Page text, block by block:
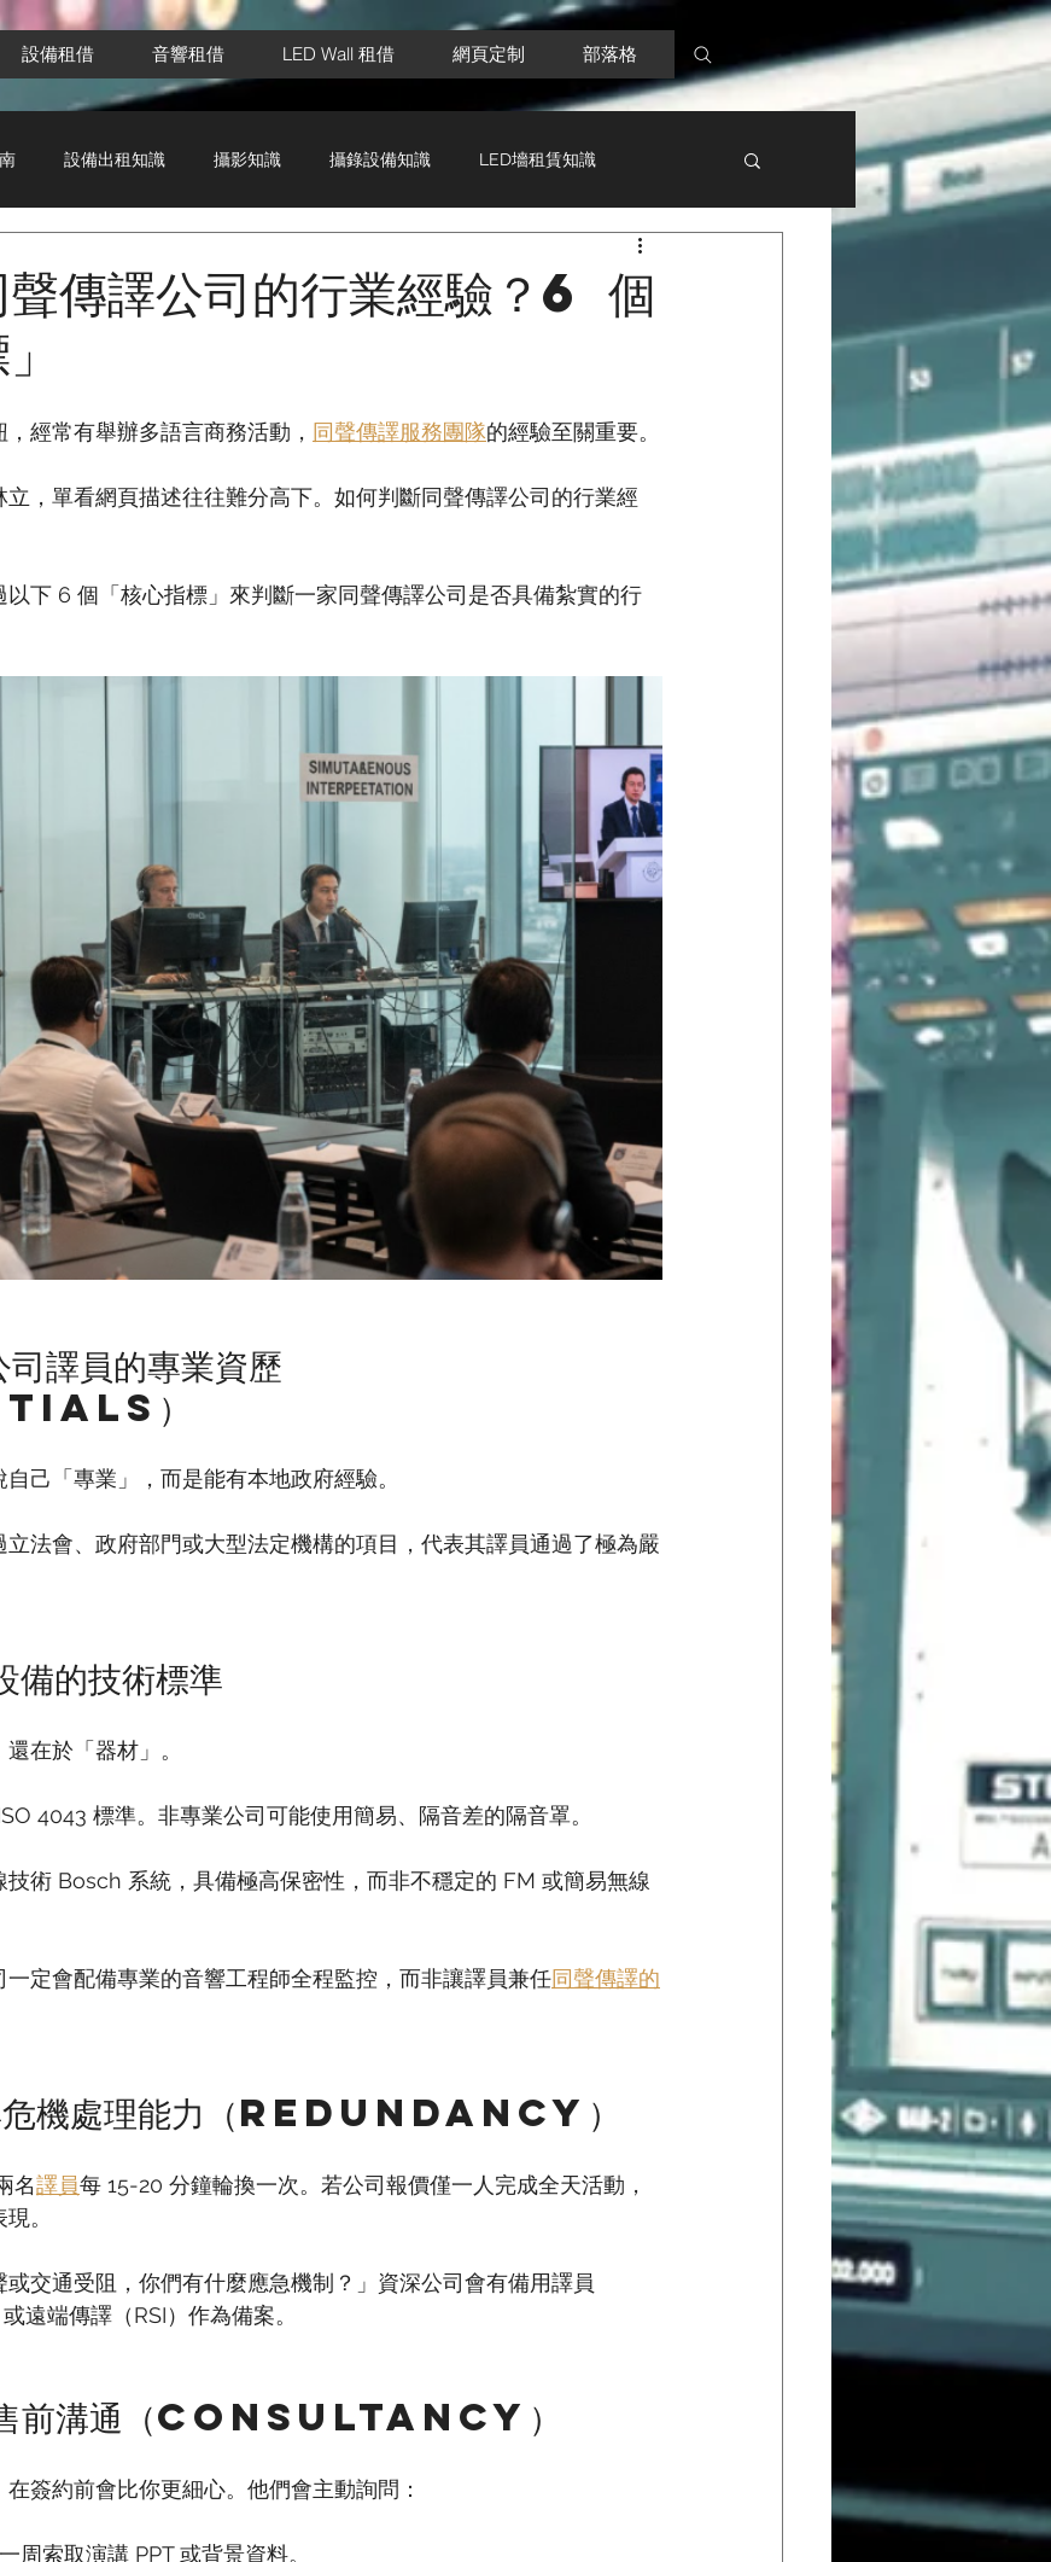
設備租借 音響租借 LED Wall 租借 網頁定制 部落格
設備出租知識 攝影知識 攝錄設備知識 LED墻租賃知識
傳譯公司的行業經驗？6 個
，經常有舉辦多語言商務活動， 同聲傳譯服務團隊的經驗至關重要。
，單看網頁描述往往難分高下。如何判斷同聲傳譯公司的行業經
下 6 個「核心指標」來判斷一家同聲傳譯公司是否具備紮實的行
）
己「專業」，而是能有本地政府經驗。
法會、政府部門或大型法定機構的項目，代表其譯員通過了極為嚴
的技術標準
在於「器材」。
4043 標準。非專業公司可能使用簡易、隔音差的隔音罩。
術 Bosch 系統，具備極高保密性，而非不穩定的 FM 或簡易無線
定會配備專業的音響工程師全程監控，而非讓譯員兼任同聲傳譯的
危機處理能力（Redundancy）
名譯員每 15-20 分鐘輪換一次。若公司報價僅一人完成全天活動，
。
交通受阻，你們有什麼應急機制？」資深公司會有備用譯員
遠端傳譯（RSI）作為備案。
售前溝通（Consultancy）
簽約前會比你更細心。他們會主動詢問：
周索取演講 PPT 或背景資料。